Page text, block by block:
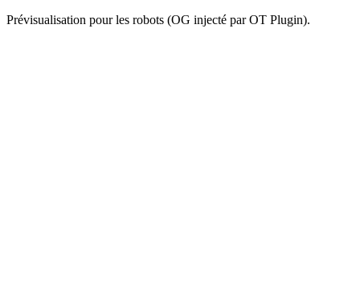
Prévisualisation pour les robots (OG injecté par OT Plugin).